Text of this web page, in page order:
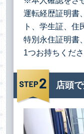
運転経歴証明書
ト、学生証、住
特別永住証明書
1つお持ちくださ
店頭